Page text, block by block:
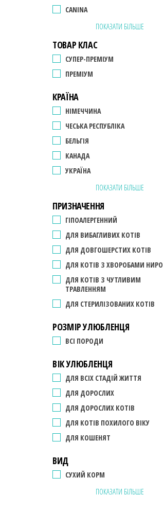
CANINA
ПОКАЗАТИ БІЛЬШЕ
ТОВАР КЛАС
СУПЕР-ПРЕМІУМ
ПРЕМІУМ
КРАЇНА
НІМЕЧЧИНА
ЧЕСЬКА РЕСПУБЛІКА
БЕЛЬГІЯ
КАНАДА
УКРАЇНА
ПОКАЗАТИ БІЛЬШЕ
ПРИЗНАЧЕННЯ
ГІПОАЛЕРГЕННИЙ
ДЛЯ ВИБАГЛИВИХ КОТІВ
ДЛЯ ДОВГОШЕРСТИХ КОТІВ
ДЛЯ КОТІВ З ХВОРОБАМИ
ДЛЯ КОТІВ З ЧУТЛИВИМ
ТРАВЛЕННЯМ
ДЛЯ СТЕРИЛІЗОВАНИХ КОТІВ
РОЗМІР УЛЮБЛЕНЦЯ
ВСІ ПОРОДИ
ВІК УЛЮБЛЕНЦЯ
ДЛЯ ВСІХ СТАДІЙ ЖИТТЯ
ДЛЯ ДОРОСЛИХ
ДЛЯ ДОРОСЛИХ КОТІВ
ДЛЯ КОТІВ ПОХИЛОГО ВІКУ
ДЛЯ КОШЕНЯТ
ВИД
СУХИЙ КОРМ
ПОКАЗАТИ БІЛЬШЕ